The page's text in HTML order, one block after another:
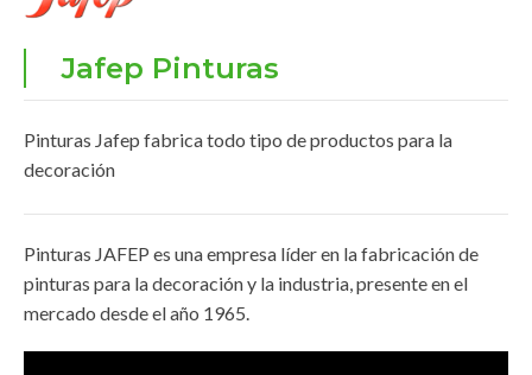
Jafep Pinturas
Pinturas Jafep fabrica todo tipo de productos para la
decoración
Pinturas JAFEP es una empresa líder en la fabricación de
pinturas para la decoración y la industria, presente en el
mercado desde el año 1965.